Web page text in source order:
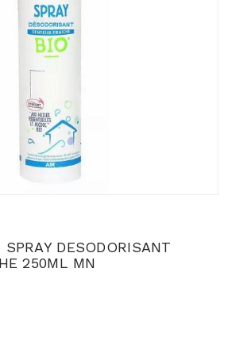
DESODORISANT
250ML MN